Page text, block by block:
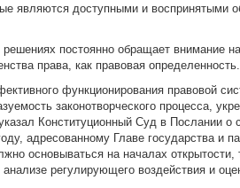
являются доступными и воспринятыми
постоянно обращает внимание
права, как правовая определенность.
функционирования правовой
законотворческого процесса,
Конституционный Суд в Послании о
адресованному Главе государства и
основываться на началах открытости,
регулирующего воздействия и